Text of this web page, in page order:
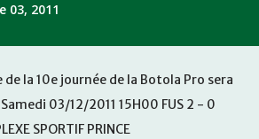
03, 2011
la 10e journée de la Botola Pro sera
03/12/2011 15H00 FUS 2 - 0
SPORTIF PRINCE